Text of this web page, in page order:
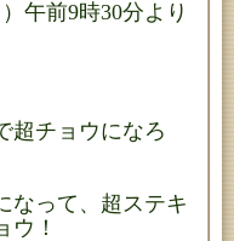
午前9時30分より
超チョウになろ
なって、超ステキ
ウ！